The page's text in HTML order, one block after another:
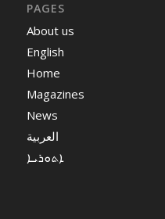
PAGES
About us
English
Home
Magazines
News
العربية
ܐܬܘܪܝܐ